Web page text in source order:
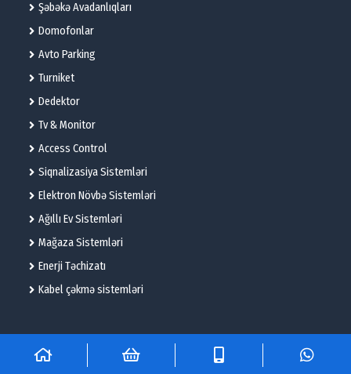
Şəbəkə Avadanlıqları
Domofonlar
Avto Parking
Turniket
Dedektor
Tv & Monitor
Access Control
Siqnalizasiya Sistemləri
Elektron Növbə Sistemləri
Ağıllı Ev Sistemləri
Mağaza Sistemləri
Enerji Təchizatı
Kabel çəkmə sistemləri
© 2025 – Flame Technologies